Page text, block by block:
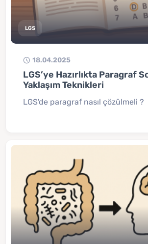
LGS
18.04.2025
LGS’ye Hazırlıkta Paragraf
Yaklaşım Teknikleri
LGS'de paragraf nasıl çözülmeli ?